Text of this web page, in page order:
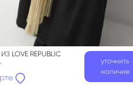
ИЗ LOVE REPUBLIC
уточнить
наличие